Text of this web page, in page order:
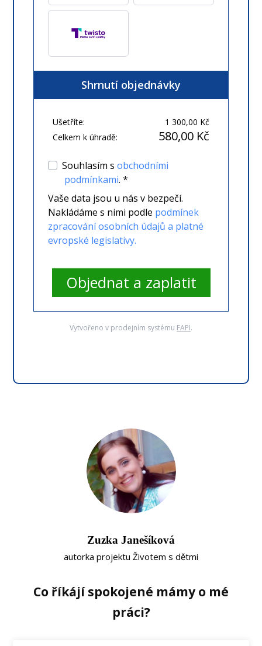
Shrnutí objednávky
Ušetříte:
1 300,00 Kč
Celkem k úhradě:
580,00 Kč
Souhlasím sobchodními
podmínkami. *
Vaše data jsou u nás v bezpečí.
Nakládáme s nimi podle podmínek
zpracování osobních údajů a platné
evropské legislativy.
Objednat a zaplatit
Vytvořeno v prodejním systému FAPI.
Zuzka Janešíková
autorka projektu Životem s dětmi
Co říkájí spokojené mámy o mé
práci?